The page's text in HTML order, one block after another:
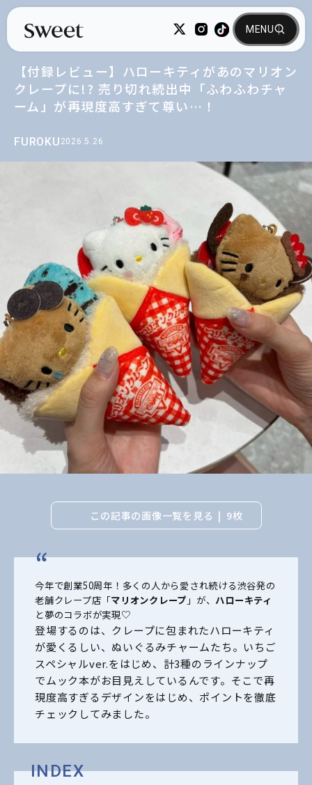
FUROKU 2026.5.26
【付録レビュー】ハローキティがあのマリオン
クレープに!? 売り切れ続出中「ふわふわチャ
ーム」が再現度高すぎて尊い…！
この記事の画像一覧を見る 9枚
今年で創業50周年！多くの人から愛され続ける渋谷発の
老舗クレープ店「マリオンクレープ 」が、 ハローキティ
と夢のコラボが実現♡
登場するのは、クレープに包まれたハローキティ
が愛くるしい、ぬいぐるみチャームたち。いちご
スペシャルver.をはじめ、計3種のラインナップ
でムック本がお目見えしているんです。そこで再
現度高すぎるデザインをはじめ、ポイントを徹底
チェックしてみました。
INDEX